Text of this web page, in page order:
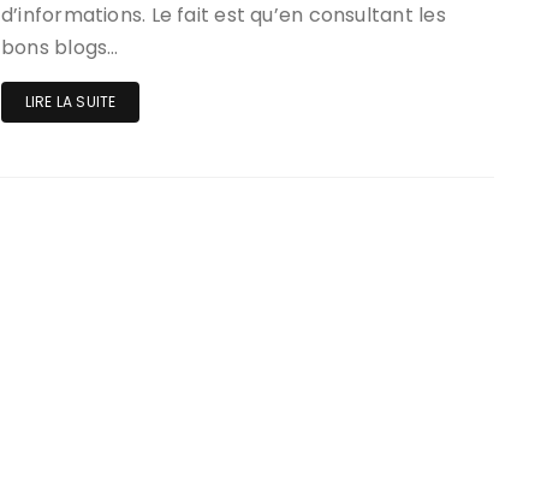
d’informations. Le fait est qu’en consultant les
bons blogs…
LIRE LA SUITE